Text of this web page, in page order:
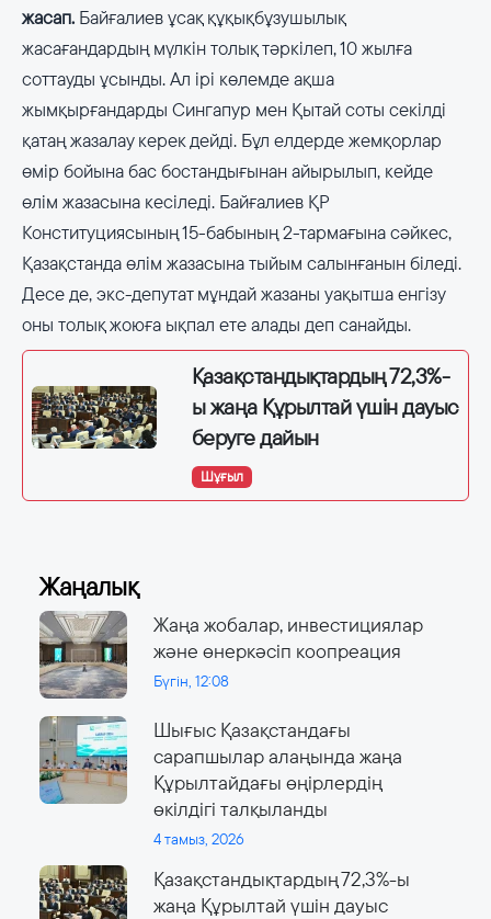
жасап. Байғалиев ұсақ құқықбұзушылық
жасағандардың мүлкін толық тәркілеп, 10 жылға
соттауды ұсынды. Ал ірі көлемде ақша
жымқырғандарды Сингапур мен Қытай соты секілді
қатаң жазалау керек дейді. Бұл елдерде жемқорлар
өмір бойына бас бостандығынан айырылып, кейде
өлім жазасына кесіледі. Байғалиев ҚР
Конституциясының 15-бабының 2-тармағына сәйкес,
Қазақстанда өлім жазасына тыйым салынғанын біледі.
Десе де, экс-депутат мұндай жазаны уақытша енгізу
оны толық жоюға ықпал ете алады деп санайды.
Қазақстандықтардың 72,3%-
ы жаңа Құрылтай үшін дауыс
беруге дайын
Шұғыл
Жаңалық
Жаңа жобалар, инвестициялар
және өнеркәсіп коопреация
Бүгін, 12:08
Шығыс Қазақстандағы
сарапшылар алаңында жаңа
Құрылтайдағы өңірлердің
өкілдігі талқыланды
4 тамыз, 2026
Қазақстандықтардың 72,3%-ы
жаңа Құрылтай үшін дауыс